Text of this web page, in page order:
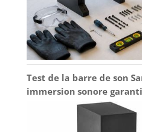
Test de la barre de son
immersion sonore